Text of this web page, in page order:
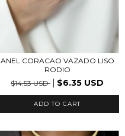
ANEL CORACAO VAZADO LISO
RODIO
$14.53 USD
$6.35 USD
ADD TO CART